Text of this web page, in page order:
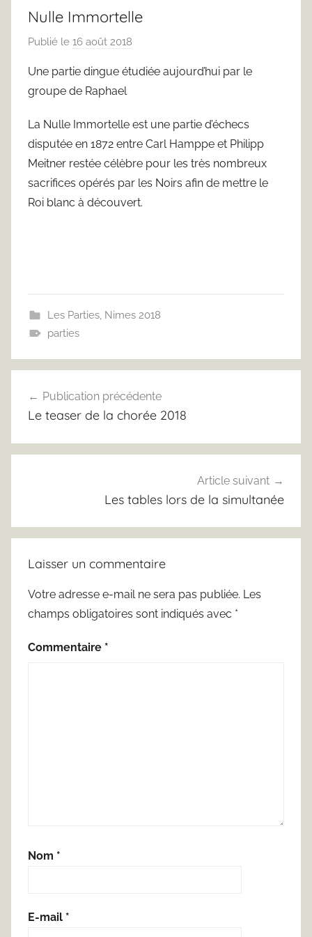
Nulle Immortelle
Publié le 16 août 2018
r
e
d
J
u
s
Une partie dingue étudiée aujourd’hui par le
groupe de Raphael
La Nulle Immortelle est une partie d’échecs
disputée en 1872 entre Carl Hamppe et Philipp
Meitner restée célèbre pour les très nombreux
sacrifices opérés par les Noirs afin de mettre le
Roi blanc à découvert.
Les Parties, Nimes 2018
parties
de
Publication précédente
Le teaser de la chorée 2018
Article suivant
Les tables lors de la simultanée
Laisser un commentaire
Votre adresse e-mail ne sera pas publiée. Les
champs obligatoires sont indiqués avec *
Commentaire *
Nom *
E-mail *